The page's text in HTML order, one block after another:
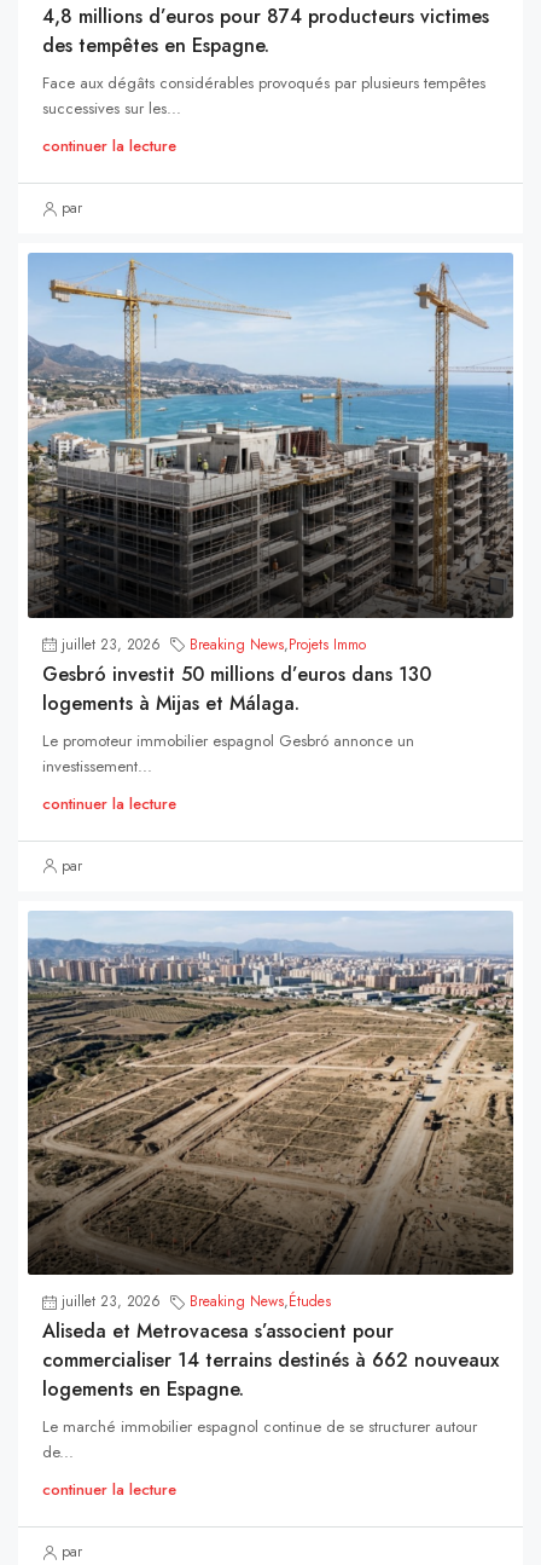
4,8 millions d’euros pour 874 producteurs victimes
des tempêtes en Espagne.
Face aux dégâts considérables provoqués par plusieurs tempêtes
successives sur les...
continuer la lecture
par
juillet 23, 2026 Breaking News,Projets Immo
Gesbró investit 50 millions d’euros dans 130
logements à Mijas et Málaga.
Le promoteur immobilier espagnol Gesbró annonce un
investissement...
continuer la lecture
par
juillet 23, 2026 Breaking News,Études
Aliseda et Metrovacesa s’associent pour
commercialiser 14 terrains destinés à 662 nouveaux
logements en Espagne.
Le marché immobilier espagnol continue de se structurer autour
de...
continuer la lecture
par